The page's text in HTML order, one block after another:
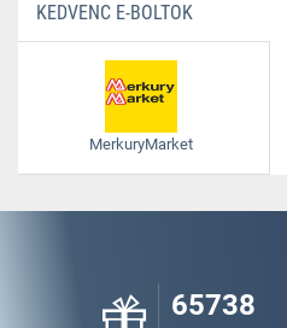
KEDVENC E-BOLTOK
MerkuryMarket
65738